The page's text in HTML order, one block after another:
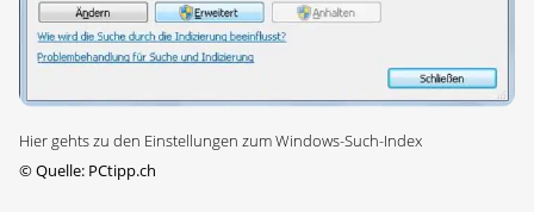
Hier gehts zu den Einstellungen zum Windows-Such-Index
©Quelle: PCtipp.ch